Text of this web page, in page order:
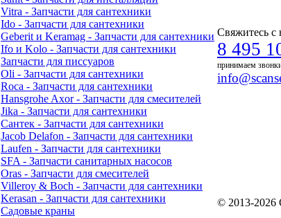
Vitra - Запчасти для сантехники
Ido - Запчасти для сантехники
Geberit и Keramag - Запчасти для сантехники
Ifo и Kolo - Запчасти для сантехники
Запчасти для писсуаров
Oli - Запчасти для сантехники
Roca - Запчасти для сантехники
Hansgrohe Axor - Запчасти для смесителей
Jika - Запчасти для сантехники
Сантек - Запчасти для сантехники
Jacob Delafon - Запчасти для сантехники
Laufen - Запчасти для сантехники
SFA - Запчасти санитарных насосов
Oras - Запчасти для смесителей
Villeroy & Boch - Запчасти для сантехники
Kerasan - Запчасти для сантехники
Садовые краны
Свяжитесь с
8 495
принимаем
© 2013-